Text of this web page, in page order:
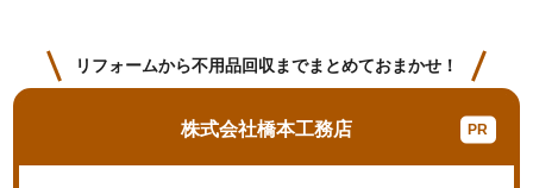
リフォームから不用品回収までまとめておまかせ！
株式会社橋本工務店